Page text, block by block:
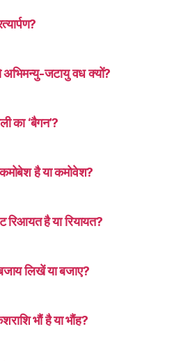
अभिमन्यु-जटायु वध क्यों?
का ‘बैगन’?
है या कमोवेश?
रिआयत है या रियायत?
लिखें या बजाए?
भौं है या भौंह?